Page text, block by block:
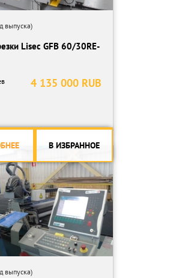
выпуска)
Lisec GFB 60/30RE-
4 135 000 RUB
В ИЗБРАННОЕ
выпуска)